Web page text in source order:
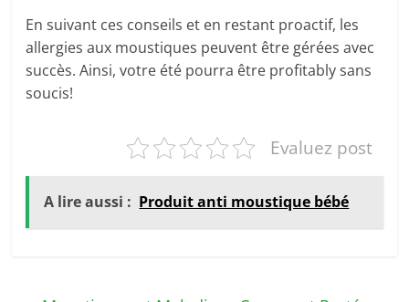
En suivant ces conseils et en restant proactif, les
allergies aux moustiques peuvent être gérées avec
succès. Ainsi, votre été pourra être profitably sans
soucis!
Evaluez post
A lire aussi : Produit anti moustique bébé